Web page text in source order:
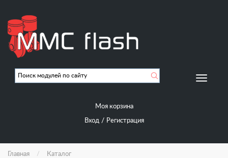
основному
содержанию
Моя корзина
Вход/ Регистрация
Главная Каталог